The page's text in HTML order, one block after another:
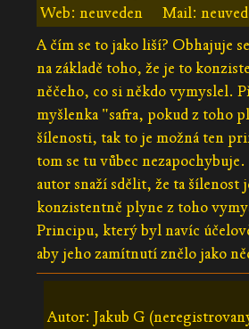
Web: neuveden
Mail:
A čím se to jako liší? Obhajuje
na základě toho, že je to
něčeho, co si někdo vymyslel.
myšlenka "safra, pokud z toho
šílenosti, tak to je možná ten
tom se tu vůbec
autor snaží sdělit, že ta šílenost
konzistentně plyne z toho
Principu, který byl navíc
aby jeho zamítnutí znělo jako
Autor: Jakub G